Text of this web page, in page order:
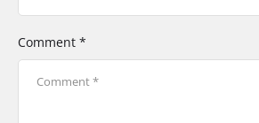
Comment *